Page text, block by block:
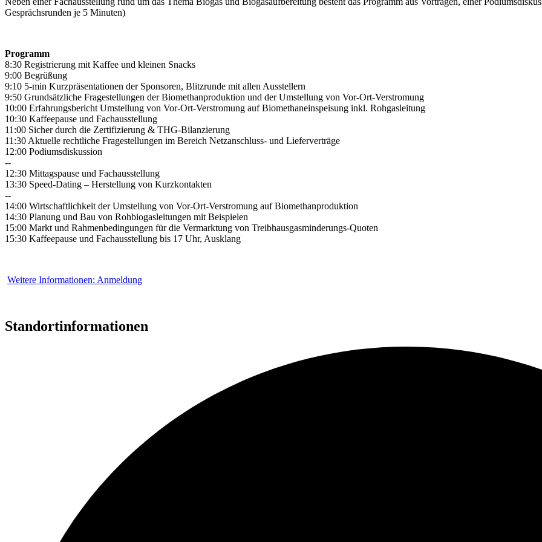
Gesprächsrunden je 5 Minuten)
Programm
8:30 Registrierung mit Kaffee und kleinen Snacks
9:00 Begrüßung
9:10 5-min Kurzpräsentationen der Sponsoren, Blitzrunde mit allen Ausstellern
9:50 Grundsätzliche Fragestellungen der Biomethanproduktion und der Umstellung von Vor-Ort-Verstromung
10:00 Erfahrungsbericht Umstellung von Vor-Ort-Verstromung auf Biomethaneinspeisung inkl. Rohgasleitung
10:30 Kaffeepause und Fachausstellung
11:00 Sicher durch die Zertifizierung & THG-Bilanzierung
11:30 Aktuelle rechtliche Fragestellungen im Bereich Netzanschluss- und Lieferverträge
12:00 Podiumsdiskussion
--
12:30 Mittagspause und Fachausstellung
13:30 Speed-Dating – Herstellung von Kurzkontakten
--
14:00 Wirtschaftlichkeit der Umstellung von Vor-Ort-Verstromung auf Biomethanproduktion
14:30 Planung und Bau von Rohbiogasleitungen mit Beispielen
15:00 Markt und Rahmenbedingungen für die Vermarktung von Treibhausgasminderungs-Quoten
15:30 Kaffeepause und Fachausstellung bis 17 Uhr, Ausklang
Weitere Informationen: Anmeldung
Standortinformationen